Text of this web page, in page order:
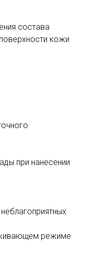
состава
кожи
при нанесении
режиме